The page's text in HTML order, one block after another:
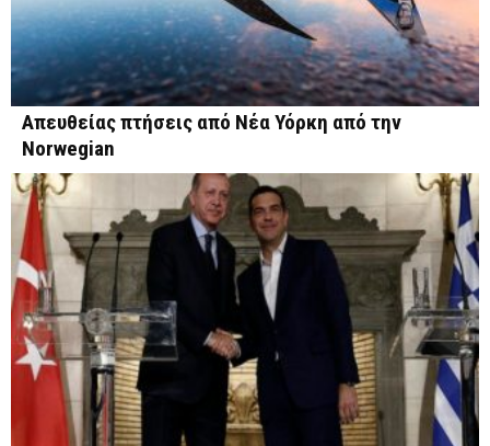
Απευθείας πτήσεις από Νέα Υόρκη από την
Norwegian